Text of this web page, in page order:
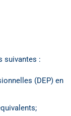
suivantes :
(DEP) en